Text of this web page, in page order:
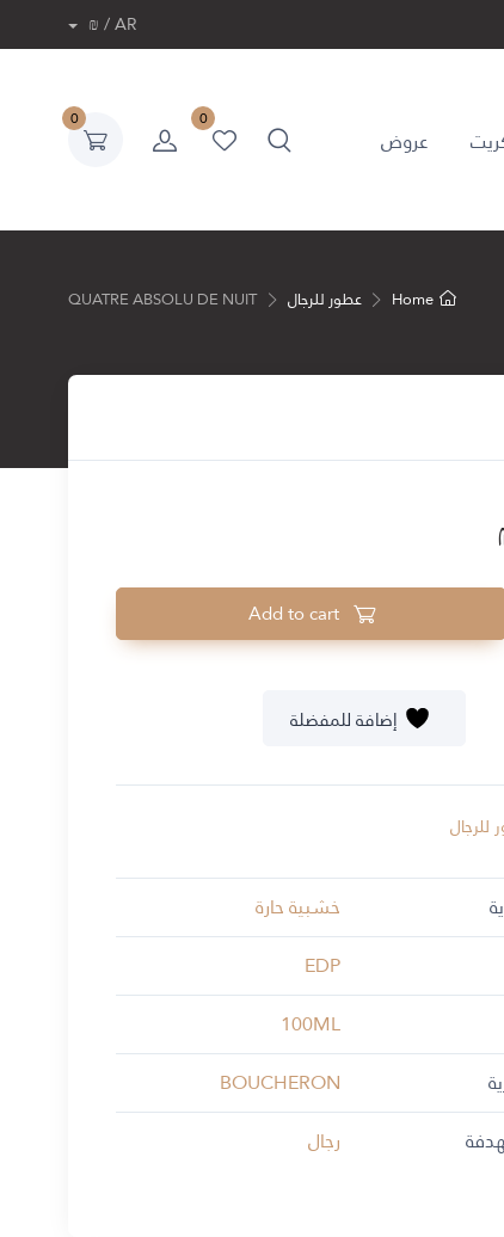
AR / ₪
0
0
عروض
Home عطور للرجال QUATRE ABSOLU DE NUIT
Add to cart
إضافة للمفضلة
للرجال
خشبية حارة
EDP
100ML
BOUCHERON
رجال